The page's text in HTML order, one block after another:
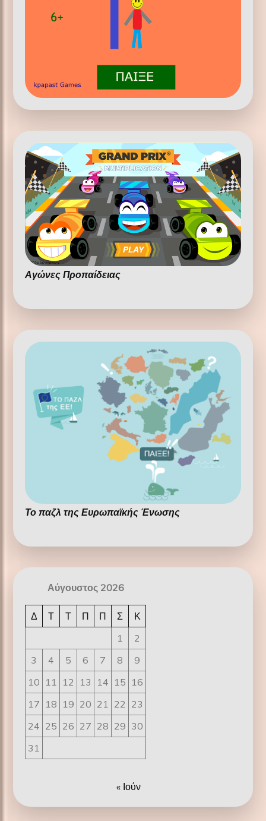
Αγώνες Προπαίδειας
Το παζλ της Ευρωπαϊκής Ένωσης
Αύγουστος 2026
Δ Τ Τ Π Π Σ
Κ
1
2
3
4 5 6 7 8
9
10 11 12 13 14 15 16
17 18 19 20 21 22 23
24 25 26 27 28 29 30
31
« Ιούν